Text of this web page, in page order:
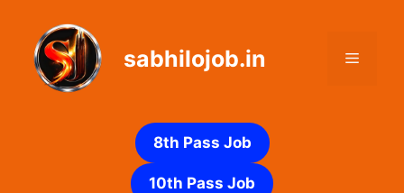
content
sabhilojob.in Menu
8th Pass Job
10th Pass Job